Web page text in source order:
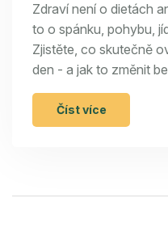
Zdraví není o dietách
to o spánku, pohybu,
Zjistěte, co skutečně
den - a jak to změnit
Číst více